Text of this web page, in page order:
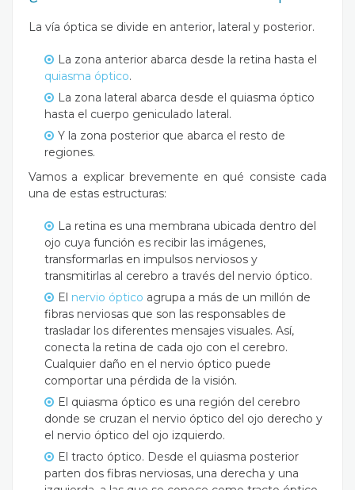
La vía óptica se divide en anterior, lateral y posterior.
La zona anterior abarca desde la retina hasta el
quiasma óptico.
La zona lateral abarca desde el quiasma óptico
hasta el cuerpo geniculado lateral.
Y la zona posterior que abarca el resto de
regiones.
Vamos a explicar brevemente en qué consiste cada
una de estas estructuras:
La retina es una membrana ubicada dentro del
ojo cuya función es recibir las imágenes,
transformarlas en impulsos nerviosos y
transmitirlas al cerebro a través del nervio óptico.
El nervio óptico agrupa a más de un millón de
fibras nerviosas que son las responsables de
trasladar los diferentes mensajes visuales. Así,
conecta la retina de cada ojo con el cerebro.
Cualquier daño en el nervio óptico puede
comportar una pérdida de la visión.
El quiasma óptico es una región del cerebro
donde se cruzan el nervio óptico del ojo derecho y
el nervio óptico del ojo izquierdo.
El tracto óptico. Desde el quiasma posterior
parten dos fibras nerviosas, una derecha y una